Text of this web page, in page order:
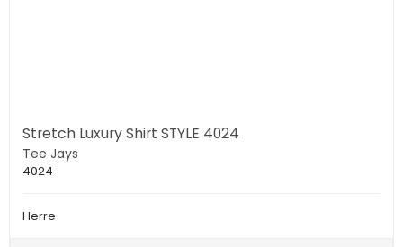
Stretch Luxury Shirt STYLE 4024
Tee Jays
4024
Herre